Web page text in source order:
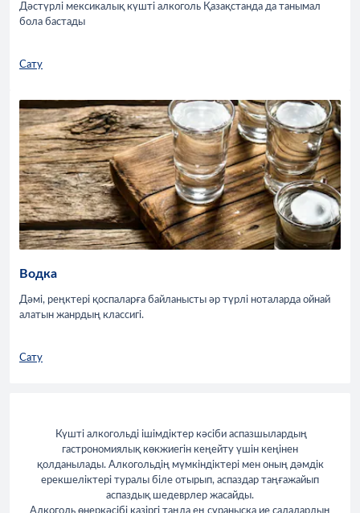
Дәстүрлі мексикалық күшті алкоголь Қазақстанда да танымал
бола бастады
Сату
Водка
Дәмі, реңктері қоспаларға байланысты әр түрлі ноталарда ойнай
алатын жанрдың классигі.
Сату
Күшті алкогольді ішімдіктер кәсіби аспазшылардың
гастрономиялық көкжиегін кеңейту үшін кеңінен
қолданылады. Алкогольдің мүмкіндіктері мен оның дәмдік
ерекшеліктері туралы біле отырып, аспаздар таңғажайып
аспаздық шедеврлер жасайды.
Алкоголь өнеркәсібі қазіргі таңда ең сұранысқа ие салалардың